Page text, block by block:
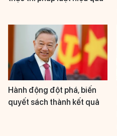
Hành động đột phá, biến
quyết sách thành kết quả